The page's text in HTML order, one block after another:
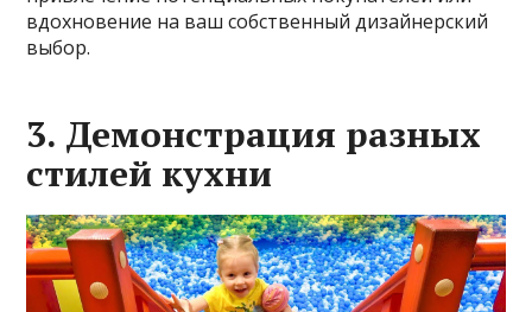
вдохновение на ваш собственный дизайнерский
выбор.
3. Демонстрация разных
стилей кухни